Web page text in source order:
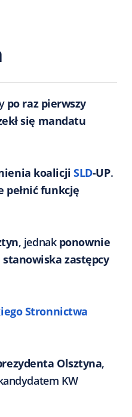
po raz pierwszy
się mandatu
koalicjiSLD-UP.
pełnić funkcję
, jednak ponownie
stanowiska zastępcy
Stronnictwa
Olsztyna,
KW